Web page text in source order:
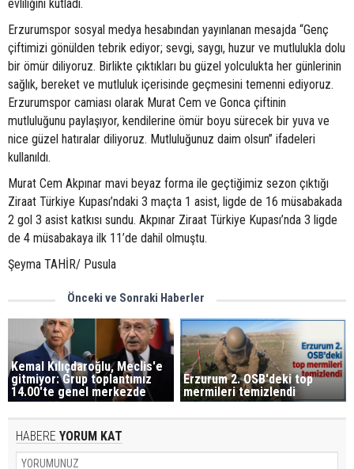
evliliğini kutladı.
Erzurumspor sosyal medya hesabından yayınlanan mesajda “Genç
çiftimizi gönülden tebrik ediyor; sevgi, saygı, huzur ve mutlulukla dolu
bir ömür diliyoruz. Birlikte çıktıkları bu güzel yolculukta her günlerinin
sağlık, bereket ve mutluluk içerisinde geçmesini temenni ediyoruz.
Erzurumspor camiası olarak Murat Cem ve Gonca çiftinin
mutluluğunu paylaşıyor, kendilerine ömür boyu sürecek bir yuva ve
nice güzel hatıralar diliyoruz. Mutluluğunuz daim olsun” ifadeleri
kullanıldı.
Murat Cem Akpınar mavi beyaz forma ile geçtiğimiz sezon çıktığı
Ziraat Türkiye Kupası’ndaki 3 maçta 1 asist, ligde de 16 müsabakada
2 gol 3 asist katkısı sundu. Akpınar Ziraat Türkiye Kupası’nda 3 ligde
de 4 müsabakaya ilk 11’de dahil olmuştu.
Şeyma TAHİR/ Pusula
Önceki ve Sonraki Haberler
Kemal Kılıçdaroğlu, Meclis'e
gitmiyor: Grup toplantımız
14.00'te genel merkezde
Erzurum 2. OSB'deki top
mermileri temizlendi
HABERE YORUM KAT